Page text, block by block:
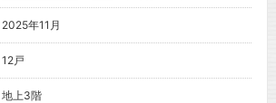
2025年11月
12戸
地上3階